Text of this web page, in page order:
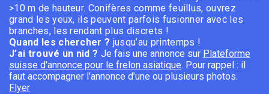
>10 m de hauteur. Conifères comme feuillus, ouvrez
grand les yeux, ils peuvent parfois fusionner avec les
branches, les rendant plus discrets !
Quand les chercher ? jusqu’au printemps !
J’ai trouvé un nid ? Je fais une annonce sur Plateforme
suisse d'annonce pour le frelon asiatique. Pour rappel : il
faut accompagner l’annonce d’une ou plusieurs photos.
Flyer